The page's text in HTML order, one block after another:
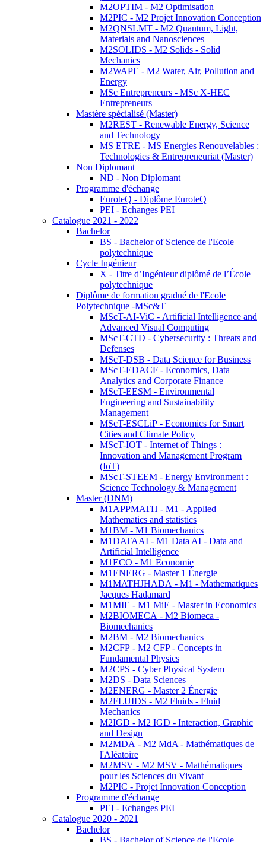
M2OPTIM - M2 Optimisation
M2PIC - M2 Projet Innovation Conception
M2QNSLMT - M2 Quantum, Light,
Materials and Nanosciences
M2SOLIDS - M2 Solids - Solid
Mechanics
M2WAPE - M2 Water, Air, Pollution and
Energy
MSc Entrepreneurs - MSc X-HEC
Entrepreneurs
Mastère spécialisé (Master)
M2REST - Renewable Energy, Science
and Technology
MS ETRE - MS Energies Renouvelables :
Technologies & Entrepreneuriat (Master)
Non Diplomant
ND - Non Diplomant
Programme d'échange
EuroteQ - Diplôme EuroteQ
PEI - Echanges PEI
Catalogue 2021 - 2022
Bachelor
BS - Bachelor of Science de l'Ecole
polytechnique
Cycle Ingénieur
X - Titre d’Ingénieur diplômé de l’École
polytechnique
Diplôme de formation gradué de l'Ecole
Polytechnique -MSc&T
MScT-AI-ViC - Artificial Intelligence and
Advanced Visual Computing
MScT-CTD - Cybersecurity : Threats and
Defenses
MScT-DSB - Data Science for Business
MScT-EDACF - Economics, Data
Analytics and Corporate Finance
MScT-EESM - Environmental
Engineering and Sustainability
Management
MScT-ESCLiP - Economics for Smart
Cities and Climate Policy
MScT-IOT - Internet of Things :
Innovation and Management Program
(IoT)
MScT-STEEM - Energy Environment :
Science Technology & Management
Master (DNM)
M1APPMATH - M1 - Applied
Mathematics and statistics
M1BM - M1 Biomechanics
M1DATAAI - M1 Data AI - Data and
Artificial Intelligence
M1ECO - M1 Economie
M1ENERG - Master 1 Énergie
M1MATHJHADA - M1 - Mathematiques
Jacques Hadamard
M1MIE - M1 MiE - Master in Economics
M2BIOMECA - M2 Biomeca -
Biomechanics
M2BM - M2 Biomechanics
M2CFP - M2 CFP - Concepts in
Fundamental Physics
M2CPS - Cyber Physical System
M2DS - Data Sciences
M2ENERG - Master 2 Énergie
M2FLUIDS - M2 Fluids - Fluid
Mechanics
M2IGD - M2 IGD - Interaction, Graphic
and Design
M2MDA - M2 MdA - Mathématiques de
l'Aléatoire
M2MSV - M2 MSV - Mathématiques
pour les Sciences du Vivant
M2PIC - Projet Innovation Conception
Programme d'échange
PEI - Echanges PEI
Catalogue 2020 - 2021
Bachelor
BS - Bachelor of Science de l'Ecole